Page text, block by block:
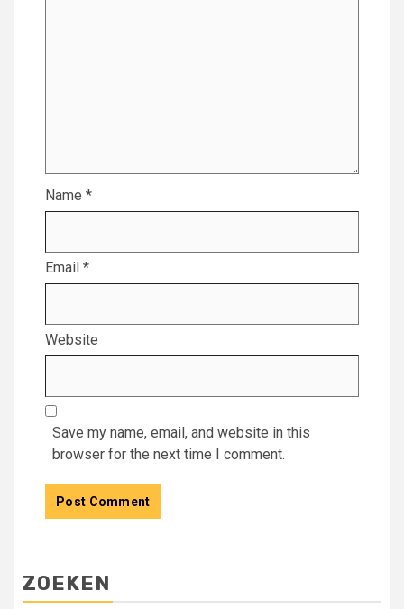
Name *
Email *
Website
Save my name, email, and website in this
browser for the next time I comment.
ZOEKEN